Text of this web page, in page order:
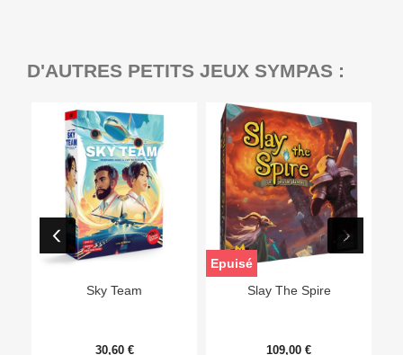
D'AUTRES PETITS JEUX SYMPAS :
Sky Team
30,60 €
Slay The Spire
109,00 €
Epuisé